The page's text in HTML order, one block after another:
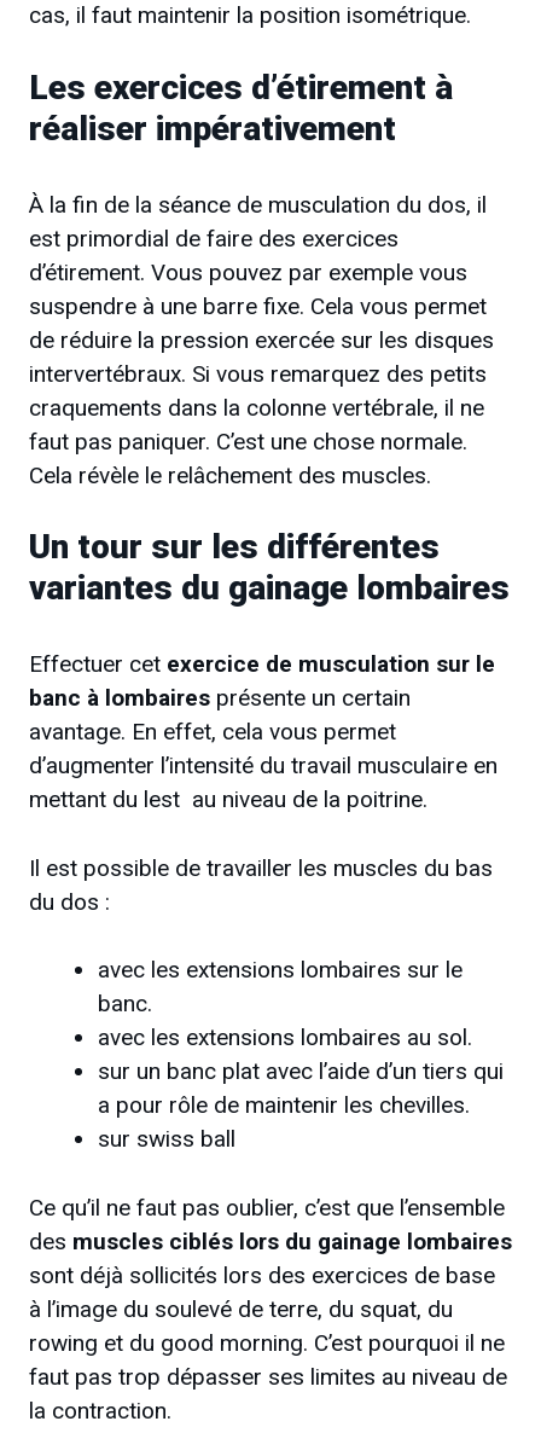
cas, il faut maintenir la position isométrique.
Les exercices d’étirement à
réaliser impérativement
À la fin de la séance de musculation du dos, il
est primordial de faire des exercices
d’étirement. Vous pouvez par exemple vous
suspendre à une barre fixe. Cela vous permet
de réduire la pression exercée sur les disques
intervertébraux. Si vous remarquez des petits
craquements dans la colonne vertébrale, il ne
faut pas paniquer. C’est une chose normale.
Cela révèle le relâchement des muscles.
Un tour sur les différentes
variantes du gainage lombaires
Effectuer cet exercice de musculation sur le
banc à lombaires présente un certain
avantage. En effet, cela vous permet
d’augmenter l’intensité du travail musculaire en
mettant du lest au niveau de la poitrine.
Il est possible de travailler les muscles du bas
du dos :
avec les extensions lombaires sur le
banc.
avec les extensions lombaires au sol.
sur un banc plat avec l’aide d’un tiers qui
a pour rôle de maintenir les chevilles.
sur swiss ball
Ce qu’il ne faut pas oublier, c’est que l’ensemble
des muscles ciblés lors du gainage lombaires
sont déjà sollicités lors des exercices de base
à l’image du soulevé de terre, du squat, du
rowing et du good morning. C’est pourquoi il ne
faut pas trop dépasser ses limites au niveau de
la contraction.